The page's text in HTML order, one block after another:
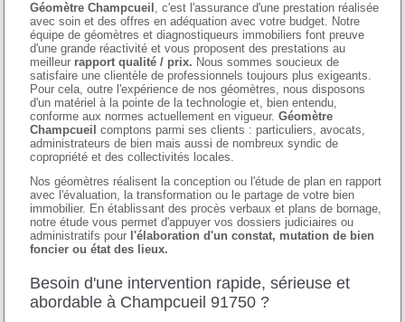
Géomètre Champcueil , c'est l'assurance d'une prestation réalisée
avec soin et des offres en adéquation avec votre budget. Notre
équipe de géomètres et diagnostiqueurs immobiliers font preuve
d'une grande réactivité et vous proposent des prestations au
meilleur rapport qualité / prix. Nous sommes soucieux de
satisfaire une clientèle de professionnels toujours plus exigeants.
Pour cela, outre l'expérience de nos géomètres, nous disposons
d'un matériel à la pointe de la technologie et, bien entendu,
conforme aux normes actuellement en vigueur.Géomètre
Champcueil comptons parmi ses clients : particuliers, avocats,
administrateurs de bien mais aussi de nombreux syndic de
copropriété et des collectivités locales.
Nos géomètres réalisent la conception ou l'étude de plan en rapport
avec l'évaluation, la transformation ou le partage de votre bien
immobilier. En établissant des procès verbaux et plans de bornage,
notre étude vous permet d'appuyer vos dossiers judiciaires ou
administratifs pour l'élaboration d'un constat, mutation de bien
foncier ou état des lieux.
Besoin d'une intervention rapide, sérieuse et
abordable à Champcueil 91750 ?